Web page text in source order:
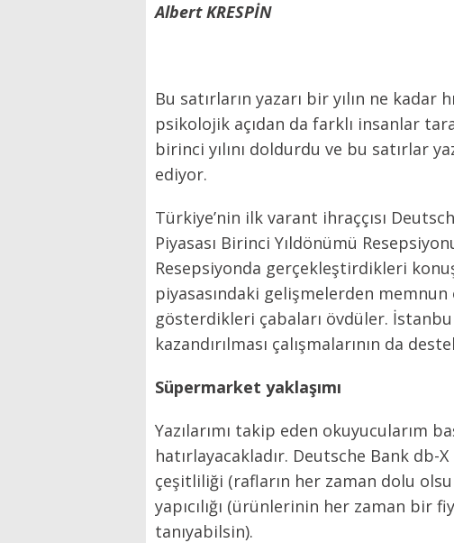
Albert KRESPİN
Bu satırların yazarı bir yılın ne kadar
psikolojik açıdan da farklı insanlar
birinci yılını doldurdu ve bu satırlar
ediyor.
Türkiye’nin ilk varant ihraççısı
Piyasası Birinci Yıldönümü
Resepsiyonda gerçekleştirdikleri
piyasasındaki gelişmelerden memnun
gösterdikleri çabaları övdüler.
kazandırılması çalışmalarının da
Süpermarket yaklaşımı
Yazılarımı takip eden okuyucularım
hatırlayacakladır. Deutsche Bank db-
çeşitliliği (rafların her zaman dolu
yapıcılığı (ürünlerinin her zaman bir
tanıyabilsin).